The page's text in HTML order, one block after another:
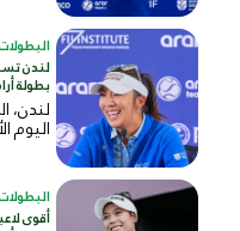
لندن
بطولة
اليوم
أقوى